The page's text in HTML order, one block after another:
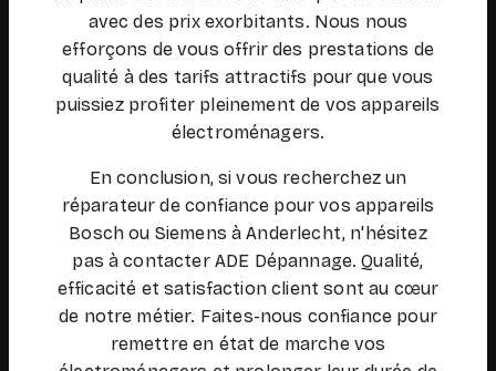
avec des prix exorbitants. Nous nous
efforçons de vous offrir des prestations de
qualité à des tarifs attractifs pour que vous
puissiez profiter pleinement de vos appareils
électroménagers.
En conclusion, si vous recherchez un
réparateur de confiance pour vos appareils
Bosch ou Siemens à Anderlecht, n'hésitez
pas à contacter ADE Dépannage. Qualité,
efficacité et satisfaction client sont au cœur
de notre métier. Faites-nous confiance pour
remettre en état de marche vos